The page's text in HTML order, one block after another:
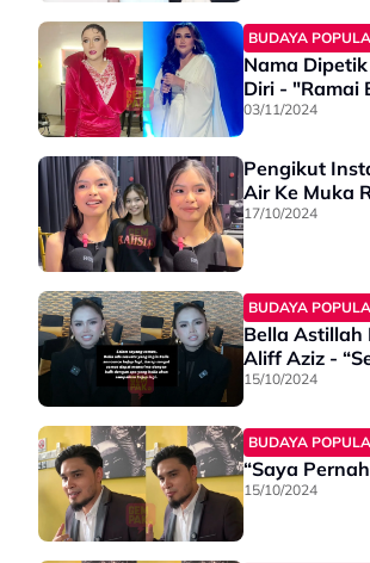
BUDAYA
Nama
Diri - "Ramai
03/11/2024
Pengikut
Air Ke Muka
17/10/2024
BUDAYA
Bella Astillah
Aliff Aziz -
15/10/2024
BUDAYA
“Saya
15/10/2024